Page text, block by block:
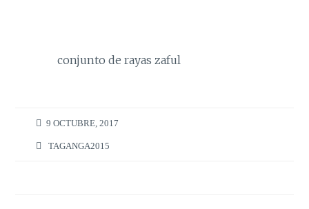
conjunto de rayas zaful
9 OCTUBRE, 2017
TAGANGA2015